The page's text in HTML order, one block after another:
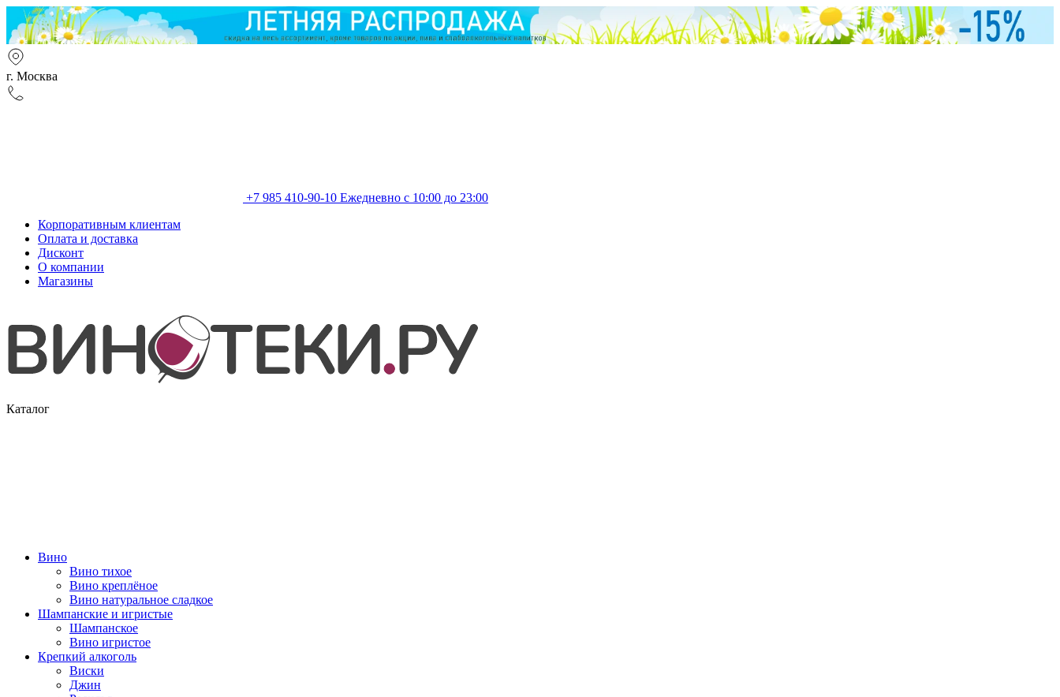
г. Москва
+7 985 410-90-10 Ежедневно с 10:00 до 23:00
Корпоративным клиентам
Оплата и доставка
Дисконт
О компании
Магазины
Каталог
Вино
Вино тихое
Вино креплёное
Вино натуральное сладкое
Шампанские и игристые
Шампанское
Вино игристое
Крепкий алкоголь
Виски
Джин